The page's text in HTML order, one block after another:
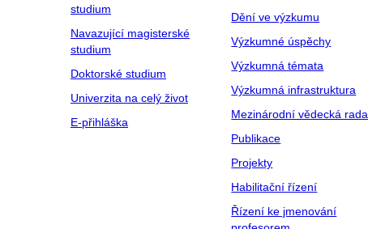
studium
Navazující magisterské
studium
Doktorské studium
Univerzita na celý život
E-přihláška
Dění ve výzkumu
Výzkumné úspěchy
Výzkumná témata
Výzkumná infrastruktura
Mezinárodní vědecká rada
Publikace
Projekty
Habilitační řízení
Řízení ke jmenování